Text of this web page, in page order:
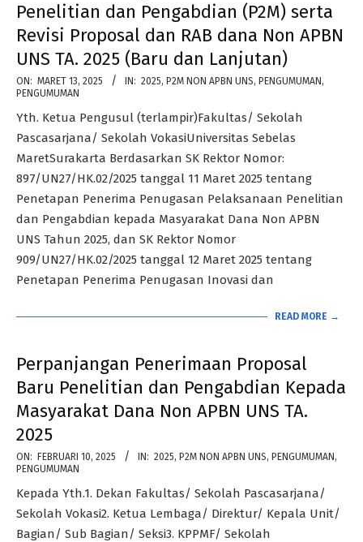
Penelitian dan Pengabdian (P2M) serta
Revisi Proposal dan RAB dana Non APBN
UNS TA. 2025 (Baru dan Lanjutan)
2025-
03-
13
ON: MARET 13, 2025 IN: 2025, P2M NON APBN UNS, PENGUMUMAN ,
PENGUMUMAN
Yth. Ketua Pengusul (terlampir)Fakultas/ Sekolah
Pascasarjana/ Sekolah VokasiUniversitas Sebelas
MaretSurakarta Berdasarkan SK Rektor Nomor:
897/UN27/HK.02/2025 tanggal 11 Maret 2025 tentang
Penetapan Penerima Penugasan Pelaksanaan Penelitian
dan Pengabdian kepada Masyarakat Dana Non APBN
UNS Tahun 2025, dan SK Rektor Nomor
909/UN27/HK.02/2025 tanggal 12 Maret 2025 tentang
Penetapan Penerima Penugasan Inovasi dan
READ MORE →
Perpanjangan Penerimaan Proposal
Baru Penelitian dan Pengabdian Kepada
Masyarakat Dana Non APBN UNS TA.
2025
2025-
02-
10
ON: FEBRUARI 10, 2025 IN: 2025, P2M NON APBN UNS, PENGUMUMAN ,
PENGUMUMAN
Kepada Yth.1. Dekan Fakultas/ Sekolah Pascasarjana/
Sekolah Vokasi2. Ketua Lembaga/ Direktur/ Kepala Unit/
Bagian/ Sub Bagian/ Seksi3. KPPMF/ Sekolah